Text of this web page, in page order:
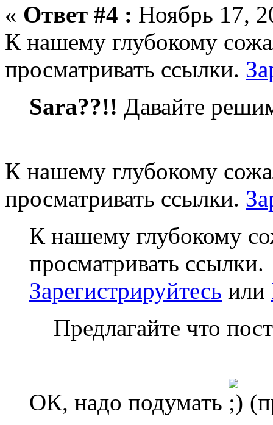
« Ответ #4 : Ноябрь 17,
К нашему глубокому
просматривать ссылки.
Sara??!! Давайте
К нашему глубокому
просматривать ссылки.
К нашему глубокому
просматривать ссылки.
Зарегистрируйтесь или
Предлагайте что
ОК, надо подумать